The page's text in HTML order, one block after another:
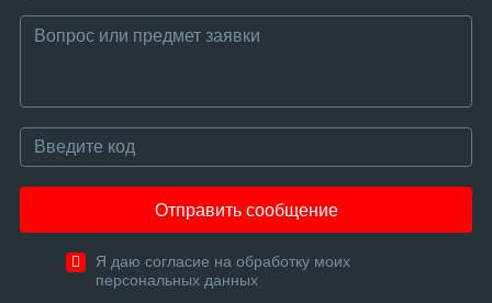
Отправить сообщение
Я даю согласие на обработку моих
персональных данных